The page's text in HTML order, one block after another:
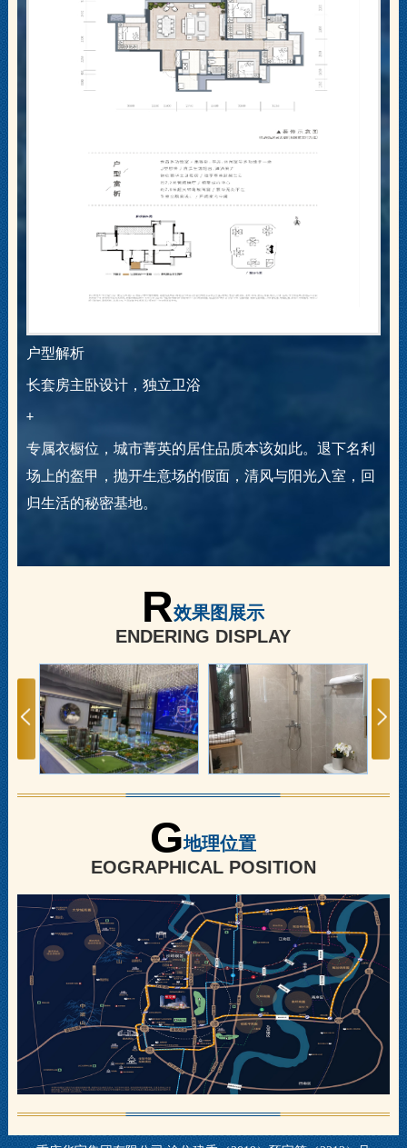
户型解析
长套房主卧设计，独立卫浴
+
专属衣橱位，城市菁英的居住品质本该如此。退下名利
场上的盔甲，抛开生意场的假面，清风与阳光入室，回
归生活的秘密基地。
R效果图展示
ENDERING DISPLAY
G地理位置
EOGRAPHICAL POSITION